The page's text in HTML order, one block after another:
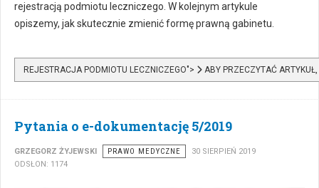
rejestracją podmiotu leczniczego. W kolejnym artykule
opiszemy, jak skutecznie zmienić formę prawną gabinetu.
REJESTRACJA PODMIOTU LECZNICZEGO"> ABY PRZECZYTAĆ
Pytania o e-dokumentację 5/2019
GRZEGORZ ŻYJEWSKI PRAWO MEDYCZNE
30 SIERPIEŃ 2019
ODSŁON: 1174